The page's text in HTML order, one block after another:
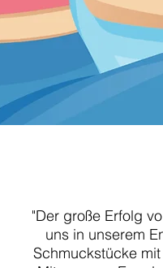
"Der große Erfolg
uns in unserem
Schmuckstücke